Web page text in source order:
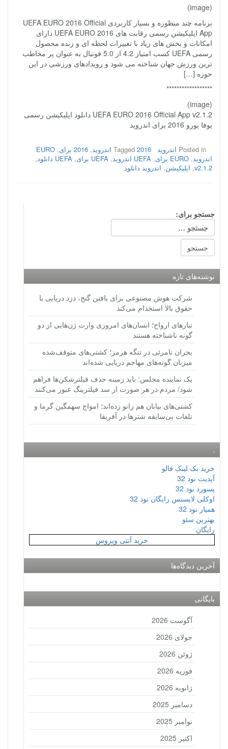
(image)
برنامه چند منظوره و بسیار کاربردی UEFA EURO 2016 Official
App اپلیکیشن رسمی رقابت های UEFA EURO 2016 دارای
امکانات و بخش های زیاد با تغییرات لحظه ای و زنده محصول
رسمی UEFA کسب امتیاز 4.2 از 5.0 فوتبال به عنوان پر مخاطب
ترین ورزش جهان شناخته می شود و رویدادهای ورزشی در این
حوزه […]
******************
(image)
UEFA EURO 2016 Official App v2.1.2 دانلود اپلیکیشن رسمی
یوفا یورو 2016 برای اندروید
Posted in اندروید Tagged 2016 اندروید , 2016 برای ,
EURO
اندروید, EURO برای , UEFA اندروید , UEFA برای , UEFA دانلود
,
v2.1.2
, اپلیکیشن, اندروید دانلود
جستجو برای:
نوشته‌های تازه
شرکت هوش مصنوعی برای یافتن گنج، دزد دریایی با
حقوق بالا استخدام می‌کند
تبارهای ارواح؛ انسان‌های امروزی وارث ژن‌هایی از دو
گونه ناشناخته هستند
بحران نامرئی در تنگه هرمز؛ کشتی‌های متوقف‌شده
میزبان گونه‌های مهاجم دریایی شده‌اند
یک نماینده مجلس: باید زمینه حذف فیلترشکن‌ها فراهم
شود/ مردم در هر صورت از سد فیلترینگ عبور می‌کنند
کشتی‌های بیابان هم زانو زده‌اند؛ امواج سهمگین گرما و
تلفات بی‌سابقه شترها در آفریقا
.
خرید بک لینک فالو
آپدیت نود 32
پسورد نود 32
اوکلی لایسنس رایگان نود 32
همیار نود 32
بهترین سئو
رایگان
خرید آنتی ویروس
آخرین دیدگاه‌ها
بایگانی
آگوست 2026
جولای 2026
ژوئن 2026
فوریه 2026
ژانویه 2026
دسامبر 2025
نوامبر 2025
اکتبر 2025